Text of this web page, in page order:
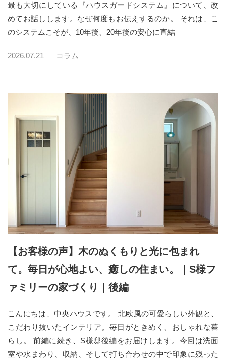
最も大切にしている『ハウスガードシステム』について、改
めてお話しします。なぜ何度もお伝えするのか。 それは、こ
のシステムこそが、10年後、20年後の安心に直結
2026.07.21 コラム
【お客様の声】木のぬくもりと光に包まれ
て。毎日が心地よい、癒しの住まい。｜S様フ
ァミリーの家づくり｜後編
こんにちは、中央ハウスです。 北欧風の可愛らしい外観と、
こだわり抜いたインテリア。毎日がときめく、おしゃれな暮
らし。 前編に続き、S様邸後編をお届けします。今回は洗面
室や水まわり、収納、そして打ち合わせの中で印象に残った